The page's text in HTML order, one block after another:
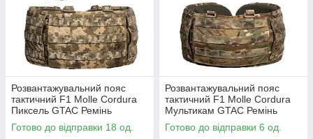
Розвантажувальний пояс
тактичний F1 Molle Cordura
Пиксель GTAC Ремінь
військовий з жорстким
каркасом Pixel для ЗСУ
Готово до відправки 18 од.
Розвантажувальний пояс
тактичний F1 Molle Cordura
Мультикам GTAC Ремінь
військовий з жорстким
каркасом Multicam для ЗСУ
Готово до відправки 6 од.